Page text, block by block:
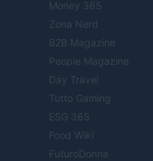
Money 365
Zona Nerd
B2B Magazine
People Magazine
Day Travel
Tutto Gaming
ESG 365
Food Wiki
FuturoDonna